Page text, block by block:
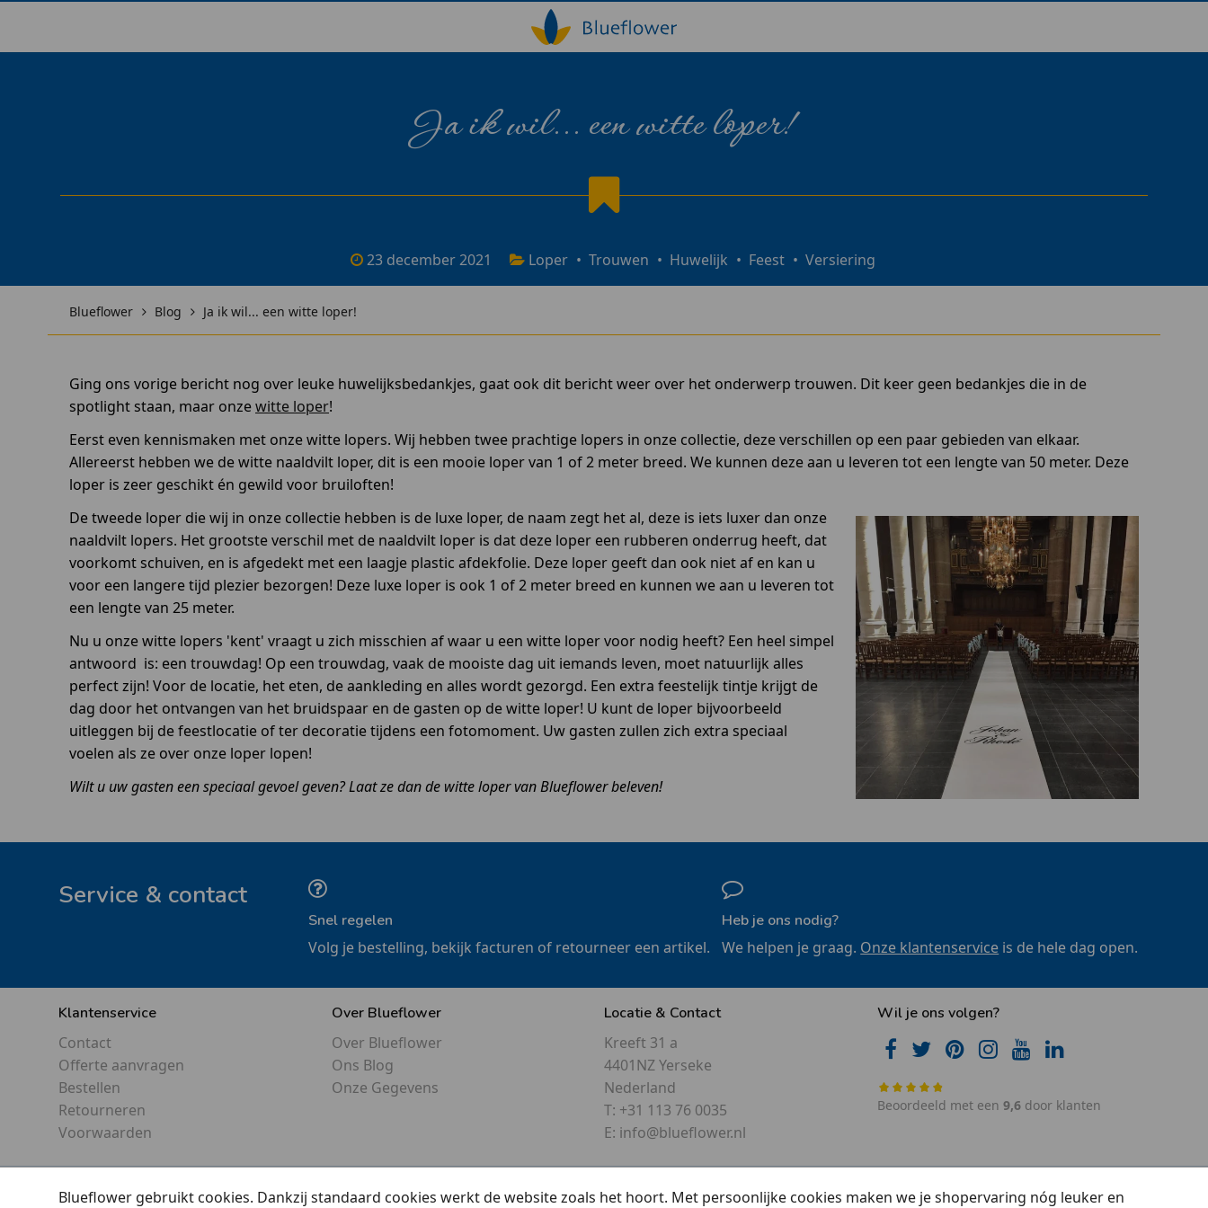
Ja ik wil... een witte loper!
23 december 2021 Loper • Trouwen • Huwelijk • Feest • Versiering
Blueflower Blog Ja ik wil... een witte loper!
Ging ons vorige bericht nog over leuke huwelijksbedankjes, gaat ook dit bericht weer over het onderwerp trouwen. Dit keer geen bedankjes die in de
spotlight staan, maar onzewitte loper!
Eerst even kennismaken met onze witte lopers. Wij hebben twee prachtige lopers in onze collectie, deze verschillen op een paar gebieden van elkaar.
Allereerst hebben we de witte naaldvilt loper, dit is een mooie loper van 1 of 2 meter breed. We kunnen deze aan u leveren tot een lengte van 50 meter. Deze
loper is zeer geschikt én gewild voor bruiloften!
De tweede loper die wij in onze collectie hebben is de luxe loper, de naam zegt het al, deze is iets luxer dan onze
naaldvilt lopers. Het grootste verschil met de naaldvilt loper is dat deze loper een rubberen onderrug heeft, dat
voorkomt schuiven, en is afgedekt met een laagje plastic afdekfolie. Deze loper geeft dan ook niet af en kan u
voor een langere tijd plezier bezorgen! Deze luxe loper is ook 1 of 2 meter breed en kunnen we aan u leveren tot
een lengte van 25 meter.
Nu u onze witte lopers 'kent' vraagt u zich misschien af waar u een witte loper voor nodig heeft? Een heel simpel
antwoord is: een trouwdag! Op een trouwdag, vaak de mooiste dag uit iemands leven, moet natuurlijk alles
perfect zijn! Voor de locatie, het eten, de aankleding en alles wordt gezorgd. Een extra feestelijk tintje krijgt de
dag door het ontvangen van het bruidspaar en de gasten op de witte loper! U kunt de loper bijvoorbeeld
uitleggen bij de feestlocatie of ter decoratie tijdens een fotomoment. Uw gasten zullen zich extra speciaal
voelen als ze over onze loper lopen!
Wilt u uw gasten een speciaal gevoel geven? Laat ze dan de witte loper van Blueflower beleven!
Service & contact
Snel regelen
Volg je bestelling, bekijk facturen of retourneer een artikel.
Heb je ons nodig?
We helpen je graag. Onze klantenservice is de hele dag open.
Klantenservice
Contact
Offerte aanvragen
Bestellen
Retourneren
Voorwaarden
Over Blueflower
Over Blueflower
Ons Blog
Onze Gegevens
Locatie & Contact
Kreeft 31 a
4401NZ Yerseke
Nederland
T: +31 113 76 0035
E: info@blueflower.nl
Wil je ons volgen?
Beoordeeld met een 9,6door klanten
Blueflower gebruikt cookies. Dankzij standaard cookies werkt de website zoals het hoort. Met persoonlijke cookies maken we je shopervaring nóg leuker en